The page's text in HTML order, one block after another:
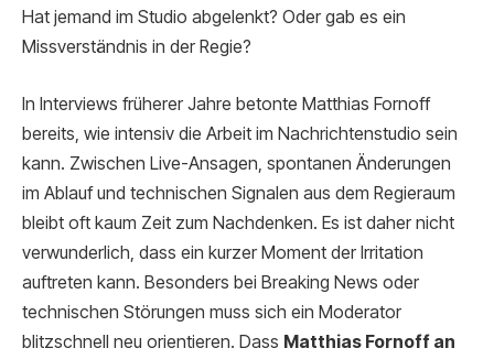
Hat jemand im Studio abgelenkt? Oder gab es ein
Missverständnis in der Regie?
In Interviews früherer Jahre betonte Matthias Fornoff
bereits, wie intensiv die Arbeit im Nachrichtenstudio sein
kann. Zwischen Live-Ansagen, spontanen Änderungen
im Ablauf und technischen Signalen aus dem Regieraum
bleibt oft kaum Zeit zum Nachdenken. Es ist daher nicht
verwunderlich, dass ein kurzer Moment der Irritation
auftreten kann. Besonders bei Breaking News oder
technischen Störungen muss sich ein Moderator
blitzschnell neu orientieren. Dass Matthias Fornoff an